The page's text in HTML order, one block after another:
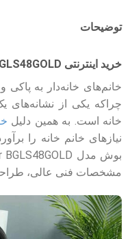
توضیحات
خرید اینترنتی Bosch vacuum cleaner BGLS48GOLD
خانم‌های خانه‌دار به
چراکه یکی از نشانه‌های
خانه است. به همین دلیل
نیازهای خانم خانه را
مشخصات فنی عالی، طراحی